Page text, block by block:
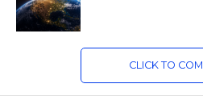
CLICK TO